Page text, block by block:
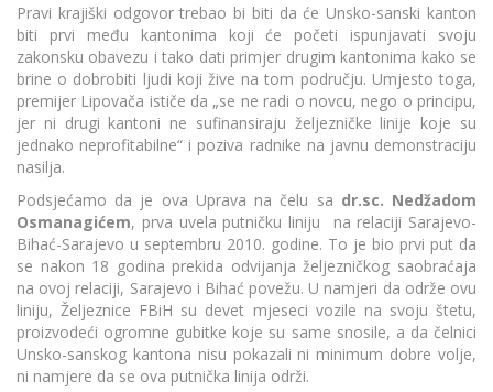
Pravi krajiški odgovor trebao bi biti da će Unsko-sanski kanton
biti prvi među kantonima koji će početi ispunjavati svoju
zakonsku obavezu i tako dati primjer drugim kantonima kako se
brine o dobrobiti ljudi koji žive na tom području. Umjesto toga,
premijer Lipovača ističe da „se ne radi o novcu, nego o principu,
jer ni drugi kantoni ne sufinansiraju željezničke linije koje su
jednako neprofitabilne“ i poziva radnike na javnu demonstraciju
nasilja.
Podsjećamo da je ova Uprava na čelu sa dr.sc. Nedžadom
Osmanagićem, prva uvela putničku liniju na relaciji Sarajevo-
Bihać-Sarajevo u septembru 2010. godine. To je bio prvi put da
se nakon 18 godina prekida odvijanja željezničkog saobraćaja
na ovoj relaciji, Sarajevo i Bihać povežu. U namjeri da održe ovu
liniju, Željeznice FBiH su devet mjeseci vozile na svoju štetu,
proizvodeći ogromne gubitke koje su same snosile, a da čelnici
Unsko-sanskog kantona nisu pokazali ni minimum dobre volje,
ni namjere da se ova putnička linija održi.